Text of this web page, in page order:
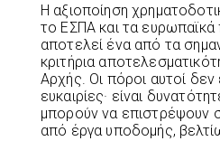
Η αξιοποίηση
το ΕΣΠΑ και τα ευρωπαϊκά
αποτελεί ένα από τα
κριτήρια
Αρχής. Οι πόροι αυτοί δεν
ευκαιρίες· είναι
μπορούν να επιστρέψουν
από έργα υποδομής,